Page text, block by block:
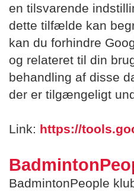
en tilsvarende
dette tilfælde kan
kan du forhindre
og relateret til din
behandling af disse
der er tilgængeligt
Link: https://
BadmintonPeople